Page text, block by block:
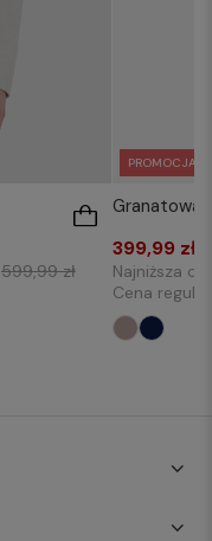
599,99 zł
PROMOCJA
Granatowa
399,99 zł
Najniższa
Cena